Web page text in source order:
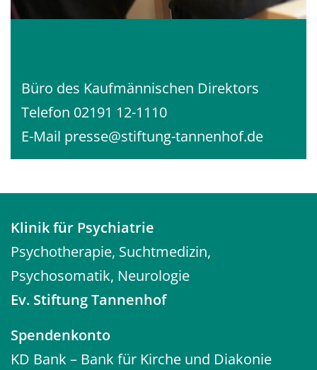
Büro des Kaufmännischen Direktors
Telefon 02191 12-1110
E-Mail presse@stiftung-tannenhof.de
Klinik für Psychiatrie
Psychotherapie, Suchtmedizin,
Psychosomatik, Neurologie
Ev. Stiftung Tannenhof
Spendenkonto
KD Bank – Bank für Kirche und Diakonie